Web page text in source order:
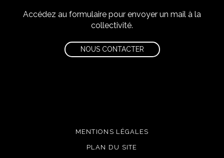
Accédez au formulaire pour envoyer un mail à la
collectivité.
NOUS CONTACTER
MENTIONS LÉGALES
PLAN DU SITE